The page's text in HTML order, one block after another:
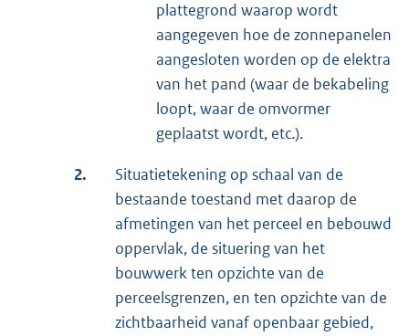
plattegrond waarop wordt
aangegeven hoe de zonnepanelen
aangesloten worden op de elektra
van het pand (waar de bekabeling
loopt, waar de omvormer
geplaatst wordt, etc.).
2.
Situatietekening op schaal van de
bestaande toestand met daarop de
afmetingen van het perceel en bebouwd
oppervlak, de situering van het
bouwwerk ten opzichte van de
perceelsgrenzen, en ten opzichte van de
zichtbaarheid vanaf openbaar gebied,